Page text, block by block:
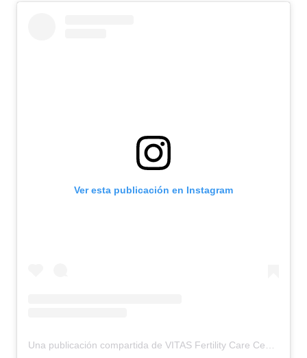
Ver esta publicación en Instagram